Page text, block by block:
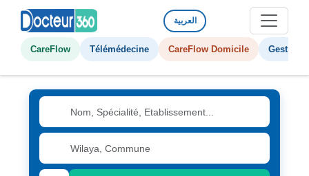
العربية
CareFlow Télémédecine CareFlow Domicile Gestion